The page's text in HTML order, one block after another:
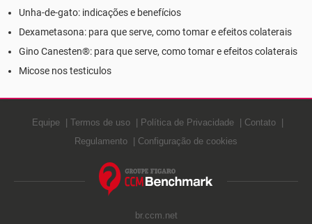
Unha-de-gato: indicações e benefícios
Dexametasona: para que serve, como tomar e efeitos colaterais
Gino Canesten®: para que serve, como tomar e efeitos colaterais
Micose nos testiculos
Equipe Termos de uso Política de Privacidade
Contato
Regulamento
Configuração de cookies
br.ccm.net